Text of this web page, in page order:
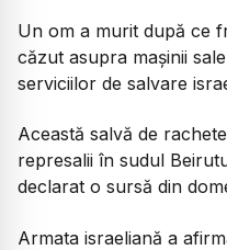
Un om a murit după ce
căzut asupra maşinii
serviciilor de salvare
Această salvă de
represalii în sudul
declarat o sursă din
Armata israeliană a